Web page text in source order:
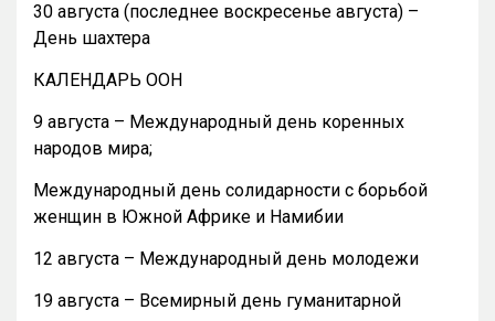
30 августа (последнее воскресенье августа) –
День шахтера
КАЛЕНДАРЬ ООН
9 августа – Международный день коренных
народов мира;
Международный день солидарности с борьбой
женщин в Южной Африке и Намибии
12 августа – Международный день молодежи
19 августа – Всемирный день гуманитарной